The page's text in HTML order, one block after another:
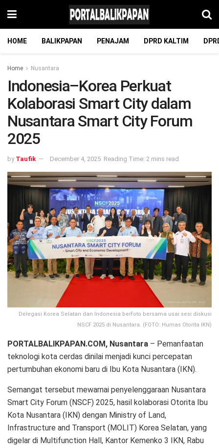
HOME BALIKPAPAN PENAJAM DPRD KALTIM
Home Nusantara
Indonesia–Korea Perkuat
Kolaborasi Smart City dalam
Nusantara Smart City Forum
2025
by Taufik December 4, 2025 Reading Time: 2 mins read
Delegasi Korea Selatan dan Indonesia berfoto bersama usai sesi diskusi
NSCF 2025 di Nusantara. (FOTO: Humas Otorita IKN)
PORTALBALIKPAPAN.COM, Nusantara – Pemanfaatan
teknologi kota cerdas dinilai menjadi kunci percepatan
pertumbuhan ekonomi baru di Ibu Kota Nusantara (IKN).
Semangat tersebut mewarnai penyelenggaraan Nusantara
Smart City Forum (NSCF) 2025, hasil kolaborasi Otorita Ibu
Kota Nusantara (IKN) dengan Ministry of Land,
Infrastructure and Transport (MOLIT) Korea Selatan, yang
digelar di Multifunction Hall, Kantor Kemenko 3 IKN, Rabu